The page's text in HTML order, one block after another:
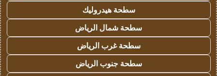
سطحة هيدروليك
سطحة شمال الرياض
سطحة غرب الرياض
سطحة جنوب الرياض